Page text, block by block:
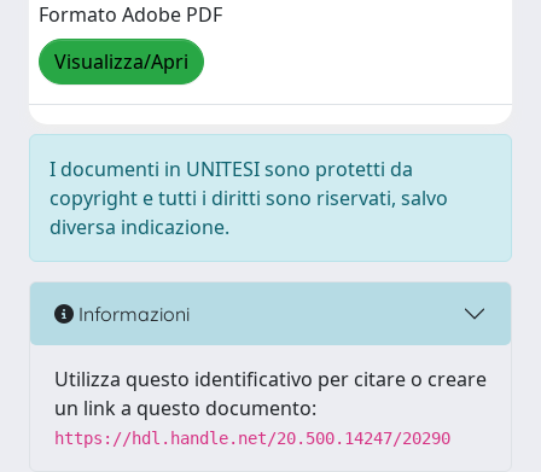
Formato Adobe PDF
Visualizza/Apri
I documenti in UNITESI sono protetti da
copyright e tutti i diritti sono riservati, salvo
diversa indicazione.
Informazioni
Utilizza questo identificativo per citare o creare
un link a questo documento:
https://hdl.handle.net/20.500.14247/20290